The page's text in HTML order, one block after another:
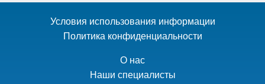
Условия использования информации
Политика конфиденциальности
О нас
Наши специалисты